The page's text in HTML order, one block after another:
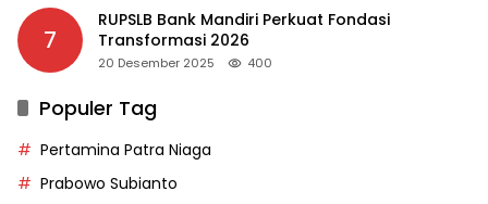
7
RUPSLB Bank Mandiri Perkuat Fondasi
Transformasi 2026
20 Desember 2025 400
Populer Tag
Pertamina Patra Niaga
Prabowo Subianto